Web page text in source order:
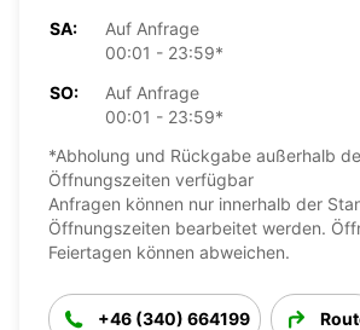
SA:
Auf Anfrage
00:01 - 23:59*
SO:
Auf Anfrage
00:01 - 23:59*
*Abholung und Rückgabe außerhalb
Öffnungszeiten verfügbar
Anfragen können nur innerhalb der
Öffnungszeiten bearbeitet werden.
Feiertagen können abweichen.
+46 (340) 664199